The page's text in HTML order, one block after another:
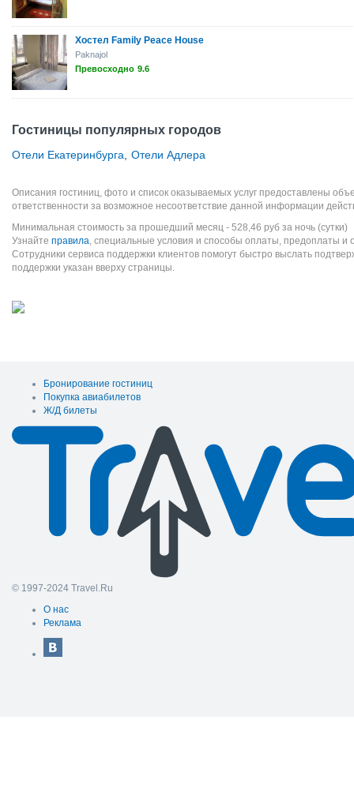
Хостел Family Peace House
Paknajol
Превосходно 9.6
Гостиницы популярных городов
Отели Екатеринбурга Отели Адлера
Описания гостиниц, фото и список оказываемых услуг предоставлены
ответственности за возможное несоответствие данной информации
Минимальная стоимость за прошедший месяц - 528,46 руб за ночь (сутки)
Узнайте правила, специальные условия и способы оплаты, предоплаты и
Сотрудники сервиса поддержки клиентов помогут быстро выслать
поддержки указан вверху страницы.
Бронирование гостиниц
Покупка авиабилетов
Ж/Д билеты
© 1997-2024 Travel.Ru
О нас
Реклама